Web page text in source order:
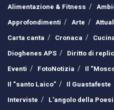
Alimentazione & Fitness
Approfondimenti
Arte
Carta canta
Cronaca
Dioghenes APS
Diritto di
Eventi
FotoNotizia
Il
Il “santo Laico”
Il Guastafeste
Interviste
L’angolo della